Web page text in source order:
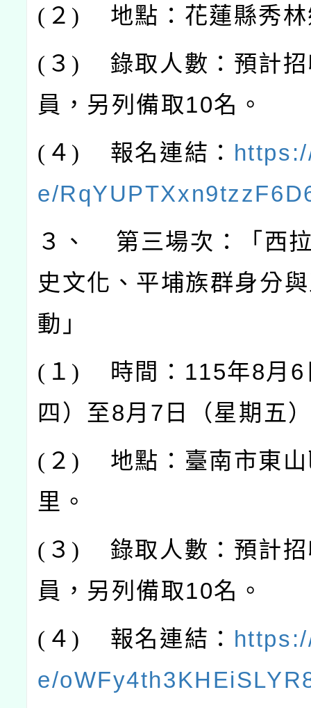
( ２) 地點：花蓮縣秀
( ３) 錄取人數：預計
員，另列備取10名。
( ４) 報名連結：
e/
３、 第三場次：「西
史文化、平埔族群身分
動」
( １)
時間：115年8月
四）至8月7日（星期五
( ２) 地點：臺南市東
里。
( ３) 錄取人數：預計
員，另列備取10名。
( ４) 報名連結：
e/